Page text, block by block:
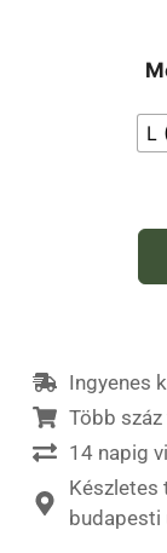
L
Ingyenes
Több
14 napig
Készletes
budapesti